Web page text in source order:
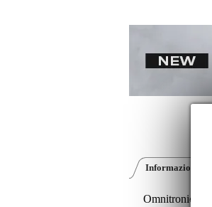
Informazioni sul
Omnitronic